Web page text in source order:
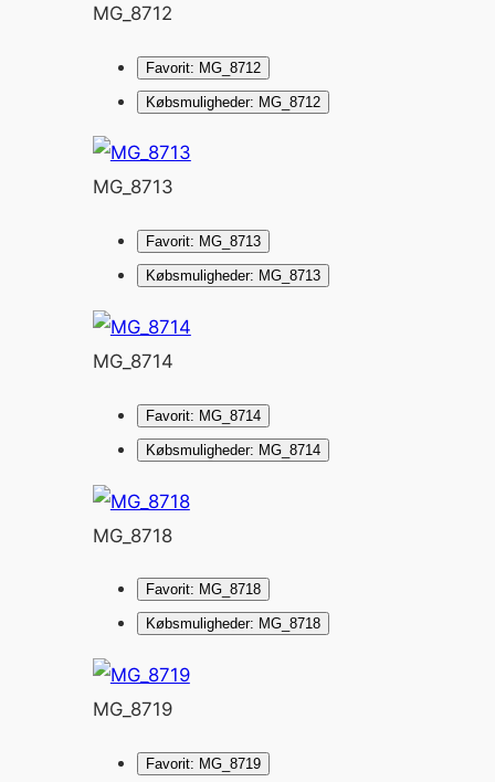
MG_8712
Favorit: MG_8712
Købsmuligheder: MG_8712
MG_8713
Favorit: MG_8713
Købsmuligheder: MG_8713
MG_8714
Favorit: MG_8714
Købsmuligheder: MG_8714
MG_8718
Favorit: MG_8718
Købsmuligheder: MG_8718
MG_8719
Favorit: MG_8719